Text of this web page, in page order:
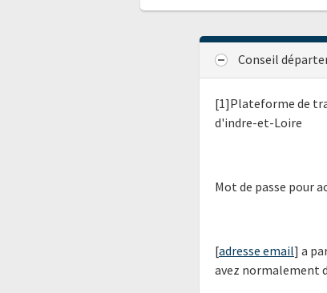
Conseil
[1]Plateforme de
d'indre-et-Loire
Mot de passe pour
[adresse email] a
avez normalement